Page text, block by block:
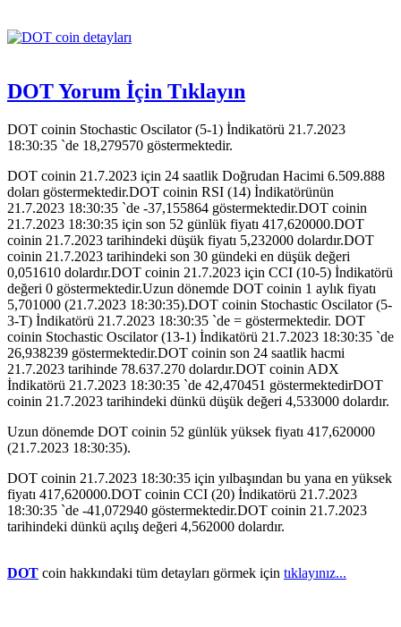
DOT Yorum İçin Tıklayın
DOT coinin Stochastic Oscilator (5-1) İndikatörü 21.7.2023
18:30:35 `de 18,279570 göstermektedir.
DOT coinin 21.7.2023 için 24 saatlik Doğrudan Hacimi 6.509.888
doları göstermektedir.DOT coinin RSI (14) İndikatörünün
21.7.2023 18:30:35 `de -37,155864 göstermektedir.DOT coinin
21.7.2023 18:30:35 için son 52 günlük fiyatı 417,620000.DOT
coinin 21.7.2023 tarihindeki düşük fiyatı 5,232000 dolardır.DOT
coinin 21.7.2023 tarihindeki son 30 gündeki en düşük değeri
0,051610 dolardır.DOT coinin 21.7.2023 için CCI (10-5) İndikatörü
değeri 0 göstermektedir.Uzun dönemde DOT coinin 1 aylık fiyatı
5,701000 (21.7.2023 18:30:35).DOT coinin Stochastic Oscilator (5-
3-T) İndikatörü 21.7.2023 18:30:35 `de = göstermektedir. DOT
coinin Stochastic Oscilator (13-1) İndikatörü 21.7.2023 18:30:35 `de
26,938239 göstermektedir.DOT coinin son 24 saatlik hacmi
21.7.2023 tarihinde 78.637.270 dolardır.DOT coinin ADX
İndikatörü 21.7.2023 18:30:35 `de 42,470451 göstermektedirDOT
coinin 21.7.2023 tarihindeki dünkü düşük değeri 4,533000 dolardır.
Uzun dönemde DOT coinin 52 günlük yüksek fiyatı 417,620000
(21.7.2023 18:30:35).
DOT coinin 21.7.2023 18:30:35 için yılbaşından bu yana en yüksek
fiyatı 417,620000.DOT coinin CCI (20) İndikatörü 21.7.2023
18:30:35 `de -41,072940 göstermektedir.DOT coinin 21.7.2023
tarihindeki dünkü açılış değeri 4,562000 dolardır.
DOT coin hakkındaki tüm detayları görmek için tıklayınız...